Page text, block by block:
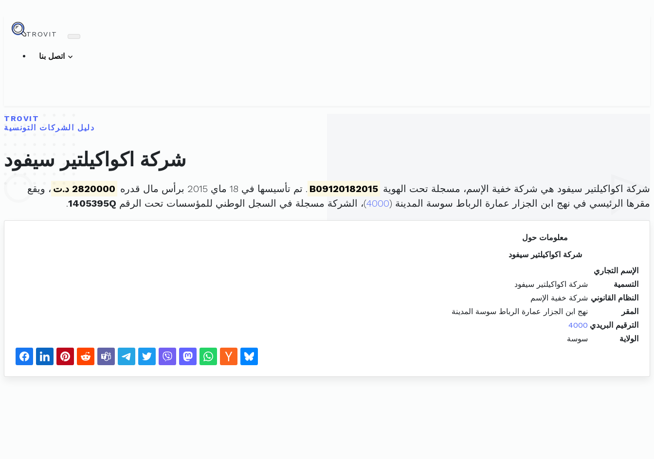
TROVIT
TROVIT
دليل الشركات التونسية
شركة اكواكيلتير سيفود
شركة اكواكيلتير سيفود هي شركة خفية الإسم، مسجلة تحت الهوية B09120182015 . تم تأسيسها في 18 ماي 2015 برأس مال قدره 2820000 د.ت
، ويقع
مقرها الرئيسي في نهج ابن الجزار عمارة الرباط سوسة المدينة (4000)، الشركة مسجلة في السجل الوطني للمؤسسات تحت الرقم 1405395Q
.
معلومات حول
شركة اكواكيلتير سيفود
الإسم التجاري
التسمية
شركة اكواكيلتير سيفود
النظام القانوني شركة خفية الإسم
المقر
نهج ابن الجزار عمارة الرباط سوسة المدينة
الترقيم البريدي 4000
الولاية
سوسة